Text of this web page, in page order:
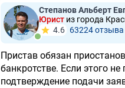
Степанов Альберт
Юрист из города
4.6 63224 отзывa
Пристав обязан
банкротстве. Если этого
подтверждение подачи